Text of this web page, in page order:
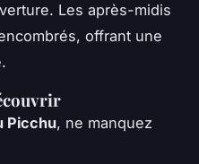
Les après-midis
offrant une
Picchu, ne manquez